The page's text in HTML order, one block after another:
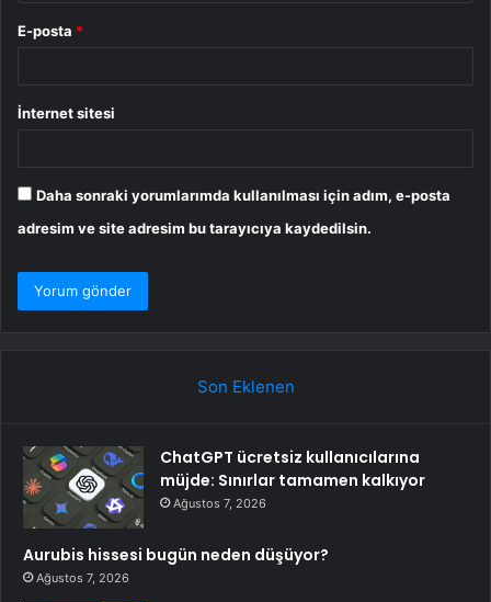
E-posta *
İnternet sitesi
Daha sonraki yorumlarımda kullanılması için adım, e-posta
adresim ve site adresim bu tarayıcıya kaydedilsin.
Son Eklenen
ChatGPT ücretsiz kullanıcılarına
müjde: Sınırlar tamamen kalkıyor
Ağustos 7, 2026
Aurubis hissesi bugün neden düşüyor?
Ağustos 7, 2026